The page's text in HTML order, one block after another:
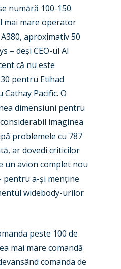
numără 100-150
mai mare operator
aproximativ 50
– deși CEO-ul Al
că nu este
pentru Etihad
Pacific. O
dimensiuni pentru
imaginea
problemele cu 787
ar dovedi criticilor
un avion complet nou
pentru a-și menține
widebody-urilor
peste 100 de
mai mare comandă
comanda de
New Routes
Accidents / Incidents
Airshows
Dubai 2025
Business Jets